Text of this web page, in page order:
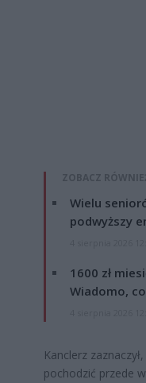
ZOBACZ
Wielu
podwyższy
1600 zł
Wiadomo,
Kanclerz
pochodzić przede